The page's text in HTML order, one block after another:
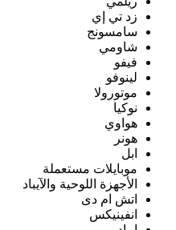
زد تي إي
سامسونج
شاومي
فيفو
لينوفو
موتورولا
نوكيا
هواوي
هونر
ابل
موبايلات مستعملة
الأجهزة اللوحية والآيباد
اتش ام دى
انفينيكس